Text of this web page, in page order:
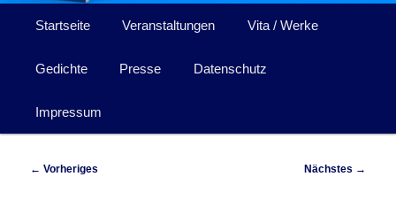
Startseite Veranstaltungen Vita / Werke
Gedichte Presse Datenschutz
Impressum
Bilder-
← Vorheriges Nächstes →